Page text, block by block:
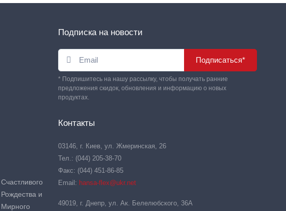
Счастливого
Рождества и
Мирного
Подписка на новости
Подписаться*
* Подпишитесь на нашу рассылку, чтобы получать ранние
предложения скидок, обновления и информацию о новых
продуктах.
Контакты
03146, г. Киев, ул. Жмеринская, 26
Тел.: (044) 205-38-70
Факс: (044) 451-86-85
Email: hansa-flex@ukr.net
49019, г. Днепр, ул. Ак. Белелюбского, 36А